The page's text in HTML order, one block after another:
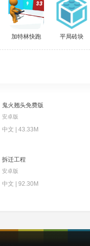
加特林快跑 平局砖块
鬼火翘头免费版
安卓版
中文 | 43.33M
拆迁工程
安卓版
中文 | 92.30M